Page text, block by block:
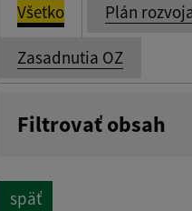
Všetko Plán
Zasadnutia OZ
Filtrovať obsah
späť